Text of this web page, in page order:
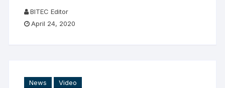
BITEC Editor
April 24, 2020
News Video